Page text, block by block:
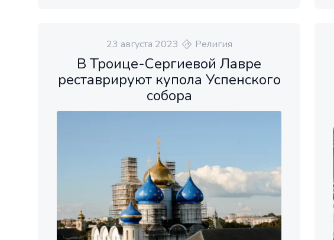
23 августа 2023 Религия
В Троице-Сергиевой Лавре
реставрируют купола Успенского
собора